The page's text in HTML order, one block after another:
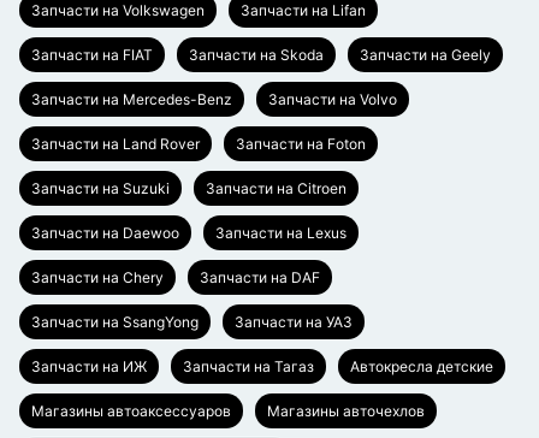
Запчасти на Volkswagen Запчасти на Lifan
Запчасти на FIAT Запчасти на Skoda Запчасти на Geely
Запчасти на Mercedes-Benz Запчасти на Volvo
Запчасти на Land Rover Запчасти на Foton
Запчасти на Suzuki Запчасти на Citroen
Запчасти на Daewoo Запчасти на Lexus
Запчасти на Chery Запчасти на DAF
Запчасти на SsangYong Запчасти на УАЗ
Запчасти на ИЖ Запчасти на Тагаз Автокресла детские
Магазины автоаксессуаров Магазины авточехлов